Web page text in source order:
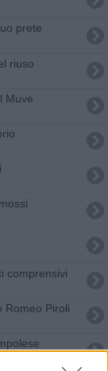
prete
riuso
Muve
comprensivi
Romeo Piroli